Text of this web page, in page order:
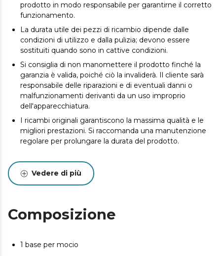
prodotto in modo responsabile per garantirne il corretto
funzionamento.
La durata utile dei pezzi di ricambio dipende dalle
condizioni di utilizzo e dalla pulizia; devono essere
sostituiti quando sono in cattive condizioni.
Si consiglia di non manomettere il prodotto finché la
garanzia è valida, poiché ciò la invaliderà. Il cliente sarà
responsabile delle riparazioni e di eventuali danni o
malfunzionamenti derivanti da un uso improprio
dell'apparecchiatura.
I ricambi originali garantiscono la massima qualità e le
migliori prestazioni. Si raccomanda una manutenzione
regolare per prolungare la durata del prodotto.
Vedere di più
Composizione
1 base per mocio